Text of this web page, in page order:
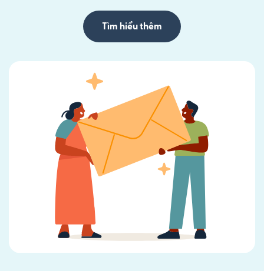
Tìm hiểu thêm